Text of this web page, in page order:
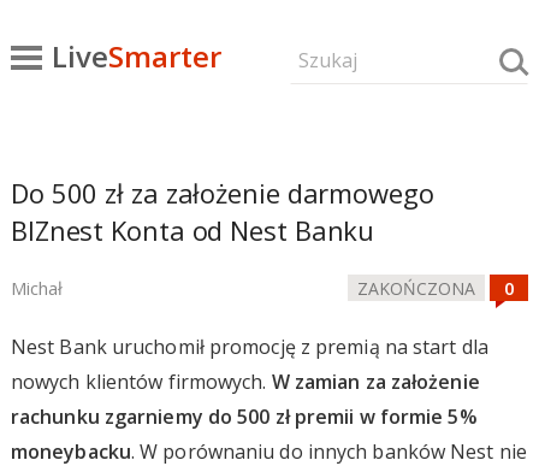
LiveSmarter
Do 500 zł za założenie darmowego
BIZnest Konta od Nest Banku
Michał ZAKOŃCZONA
Nest Bank uruchomił promocję z premią na start dla
nowych klientów firmowych. W zamian za założenie
rachunku zgarniemy do 500 zł premii w formie 5%
moneybacku. W porównaniu do innych banków Nest nie